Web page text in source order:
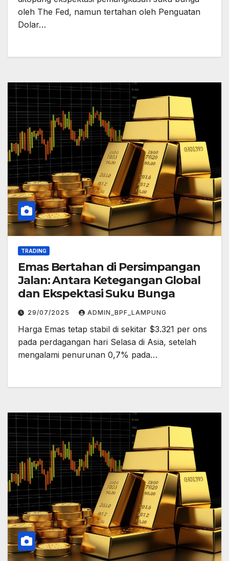
oleh The Fed, namun tertahan oleh Penguatan
Dolar…
TRADING
Emas Bertahan di Persimpangan
Jalan: Antara Ketegangan Global
dan Ekspektasi Suku Bunga
29/07/2025 ADMIN_BPF_LAMPUNG
Harga Emas tetap stabil di sekitar $3.321 per ons
pada perdagangan hari Selasa di Asia, setelah
mengalami penurunan 0,7% pada…